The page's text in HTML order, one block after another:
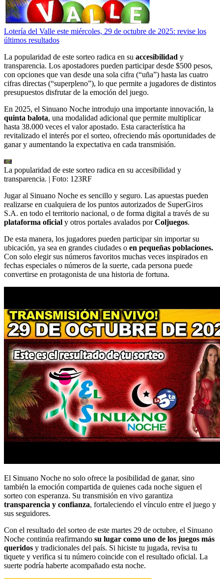
Lotería del Valle este miércoles, 29 de octubre de 2025: revise los
últimos resultados
La popularidad de este sorteo radica en su accesibilidad y
transparencia. Los apostadores pueden participar desde $500 pesos,
con opciones que van desde una sola cifra (“uña”) hasta las cuatro
cifras directas (“superpleno”), lo que permite a jugadores de distintos
presupuestos disfrutar de la emoción del juego.
En 2025, el Sinuano Noche introdujo una importante innovación, la
quinta balota, una modalidad adicional que permite multiplicar
hasta 38.000 veces el valor apostado. Esta característica ha
revitalizado el interés por el sorteo, ofreciendo más oportunidades de
ganar y aumentando la expectativa en cada transmisión.
La popularidad de este sorteo radica en su accesibilidad y
transparencia. | Foto: 123RF
Jugar al Sinuano Noche es sencillo y seguro. Las apuestas pueden
realizarse en cualquiera de los puntos autorizados de SuperGiros
S.A. en todo el territorio nacional, o de forma digital a través de su
plataforma oficial y otros portales avalados porColjuegos.
De esta manera, los jugadores pueden participar sin importar su
ubicación, ya sea en grandes ciudades o en pequeñas poblaciones.
Con solo elegir sus números favoritos muchas veces inspirados en
fechas especiales o números de la suerte, cada persona puede
convertirse en protagonista de una historia de fortuna.
El Sinuano Noche no solo ofrece la posibilidad de ganar, sino
también la emoción compartida de quienes cada noche siguen el
sorteo con esperanza. Su transmisión en vivo garantiza
transparencia y confianza, fortaleciendo el vínculo entre el juego y
sus seguidores.
Con el resultado del sorteo de este martes 29 de octubre, el Sinuano
Noche continúa reafirmando su lugar como uno de los juegos más
queridos y tradicionales del país. Si hiciste tu jugada, revisa tu
tiquete y verifica si tu número coincide con el resultado oficial. La
suerte podría haberte acompañado esta noche.